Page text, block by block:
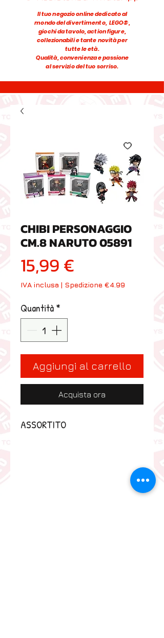
Il tuo negozio online dedicato al
mondo del divertimento, LEGO®,
giochi da tavolo, action figure,
collezionabili e tante novità per
tutte le età.
Qualità, convenienza e passione
al servizio del tuo sorriso.
CHIBI PERSONAGGIO
CM.8 NARUTO 05891
15,99 €
IVA inclusa | Spedizione €4.99
Quantità*
Aggiungi al carrello
Acquista ora
ASSORTITO